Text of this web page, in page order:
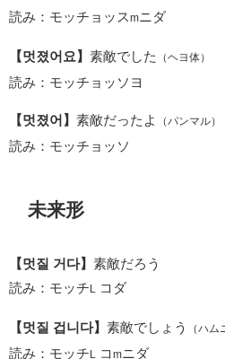
読み：モッチョッス m ニダ
【멋졌어요】 素敵でした （ヘヨ体）
読み：モッチョッソヨ
【멋졌어】 素敵だったよ （パンマル）
読み：モッチョッソ
未来形
【멋질 거다】 素敵だろう
読み：モッチ
コダ
【멋질 겁니다】 素敵でしょう （ハム
読み：モッチ コ mニダ